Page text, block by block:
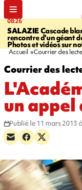
08:26
SALAZIECascade
rencontre d'un géant
Photos et vidéos sur
Accueil Courrier des
Courrier des
un
Publié le 11 mars 2013